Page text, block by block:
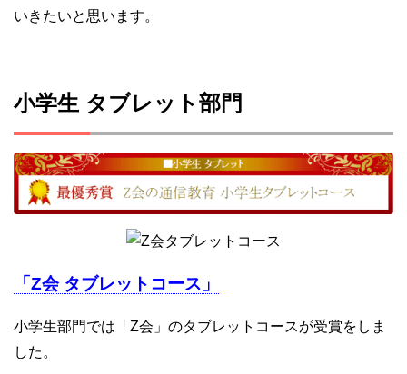
いきたいと思います。
小学生 タブレット部門
「Z会 タブレットコース」
小学生部門では「Z会」のタブレットコースが受賞をしま
した。